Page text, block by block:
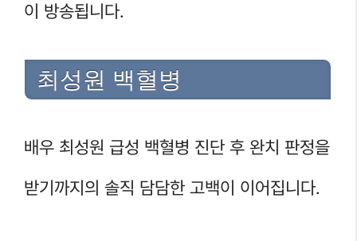
이 방송됩니다.
최성원 백혈병
배우 최성원 급성 백혈병 진단 후 완치 판정을
받기까지의 솔직 담담한 고백이 이어집니다.